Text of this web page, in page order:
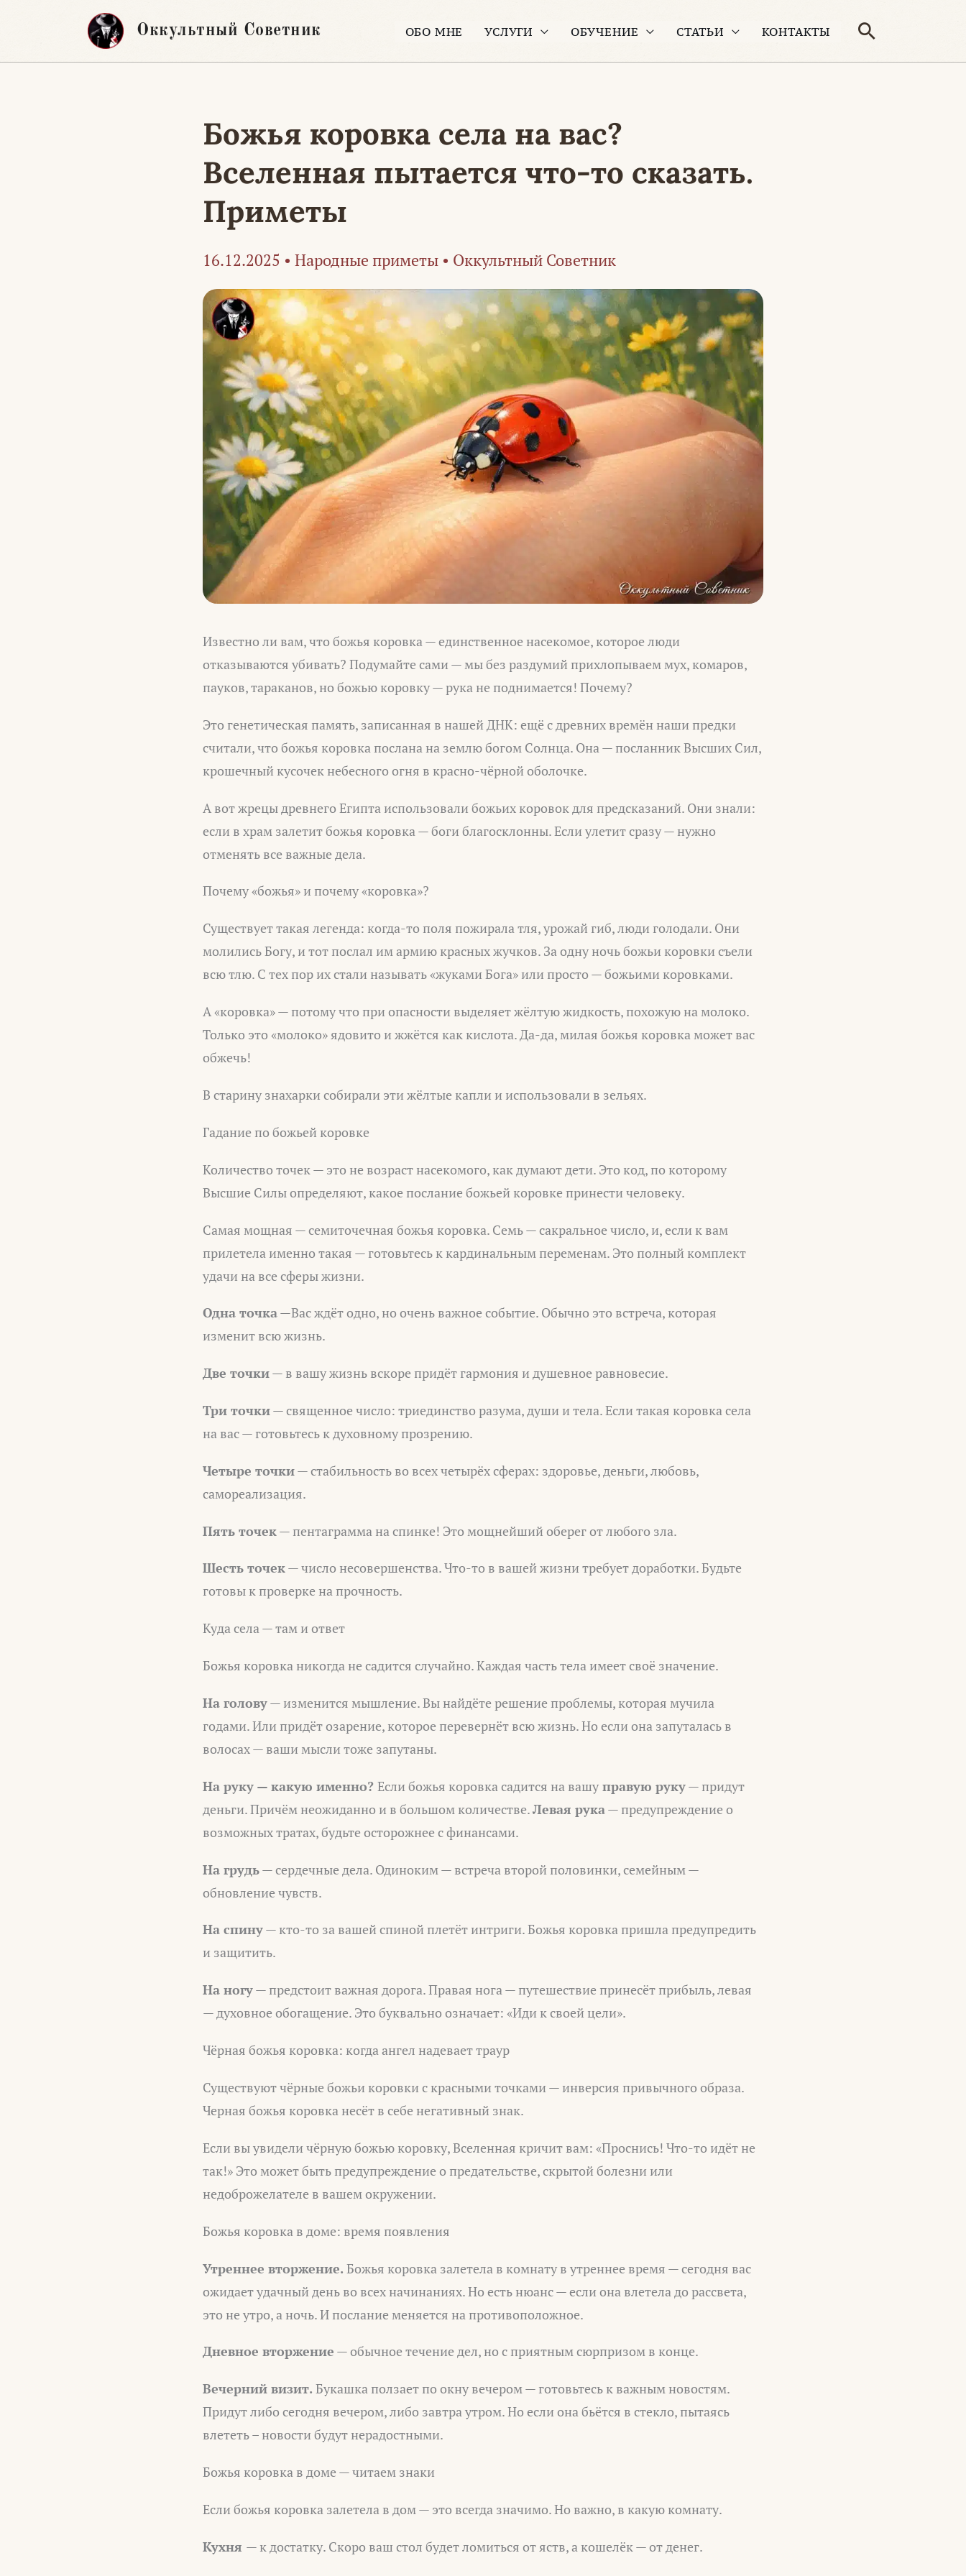
Оккультный Советник ОБО МНЕ УСЛУГИ ОБУЧЕНИЕ СТАТЬИ КОНТАКТЫ Поиск
Божья коровка села на вас?
Вселенная пытается что-то сказать.
Приметы
16.12.2025 • Народные приметы • Оккультный Советник
Известно ли вам, что божья коровка — единственное насекомое, которое люди
отказываются убивать? Подумайте сами — мы без раздумий прихлопываем мух, комаров,
пауков, тараканов, но божью коровку — рука не поднимается! Почему?
Это генетическая память, записанная в нашей ДНК: ещё с древних времён наши предки
считали, что божья коровка послана на землю богом Солнца. Она — посланник Высших Сил,
крошечный кусочек небесного огня в красно-чёрной оболочке.
А вот жрецы древнего Египта использовали божьих коровок для предсказаний. Они знали:
если в храм залетит божья коровка — боги благосклонны. Если улетит сразу — нужно
отменять все важные дела.
Почему «божья» и почему «коровка»?
Существует такая легенда: когда-то поля пожирала тля, урожай гиб, люди голодали. Они
молились Богу, и тот послал им армию красных жучков. За одну ночь божьи коровки съели
всю тлю. С тех пор их стали называть «жуками Бога» или просто — божьими коровками.
А «коровка» — потому что при опасности выделяет жёлтую жидкость, похожую на молоко.
Только это «молоко» ядовито и жжётся как кислота. Да-да, милая божья коровка может вас
обжечь!
В старину знахарки собирали эти жёлтые капли и использовали в зельях.
Гадание по божьей коровке
Количество точек — это не возраст насекомого, как думают дети. Это код, по которому
Высшие Силы определяют, какое послание божьей коровке принести человеку.
Самая мощная — семиточечная божья коровка. Семь — сакральное число, и, если к вам
прилетела именно такая — готовьтесь к кардинальным переменам. Это полный комплект
удачи на все сферы жизни.
Одна точка—Вас ждёт одно, но очень важное событие. Обычно это встреча, которая
изменит всю жизнь.
Две точки— в вашу жизнь вскоре придёт гармония и душевное равновесие.
Три точки— священное число: триединство разума, души и тела. Если такая коровка села
на вас — готовьтесь к духовному прозрению.
Четыре точки— стабильность во всех четырёх сферах: здоровье, деньги, любовь,
самореализация.
Пять точек— пентаграмма на спинке! Это мощнейший оберег от любого зла.
Шесть точек— число несовершенства. Что-то в вашей жизни требует доработки. Будьте
готовы к проверке на прочность.
Куда села — там и ответ
Божья коровка никогда не садится случайно. Каждая часть тела имеет своё значение.
На голову— изменится мышление. Вы найдёте решение проблемы, которая мучила
годами. Или придёт озарение, которое перевернёт всю жизнь. Но если она запуталась в
волосах — ваши мысли тоже запутаны.
На руку — какую именно? Если божья коровка садится на вашу правую руку— придут
деньги. Причём неожиданно и в большом количестве.Левая рука— предупреждение о
возможных тратах, будьте осторожнее с финансами.
На грудь— сердечные дела. Одиноким — встреча второй половинки, семейным —
обновление чувств.
На спину— кто-то за вашей спиной плетёт интриги. Божья коровка пришла предупредить
и защитить.
На ногу— предстоит важная дорога. Правая нога — путешествие принесёт прибыль, левая
— духовное обогащение. Это буквально означает: «Иди к своей цели».
Чёрная божья коровка: когда ангел надевает траур
Существуют чёрные божьи коровки с красными точками — инверсия привычного образа.
Черная божья коровка несёт в себе негативный знак.
Если вы увидели чёрную божью коровку, Вселенная кричит вам: «Проснись! Что-то идёт не
так!» Это может быть предупреждение о предательстве, скрытой болезни или
недоброжелателе в вашем окружении.
Божья коровка в доме: время появления
Утреннее вторжение. Божья коровка залетела в комнату в утреннее время — сегодня вас
ожидает удачный день во всех начинаниях. Но есть нюанс — если она влетела до рассвета,
это не утро, а ночь. И послание меняется на противоположное.
Дневное вторжение — обычное течение дел, но с приятным сюрпризом в конце.
Вечерний визит. Букашка ползает по окну вечером — готовьтесь к важным новостям.
Придут либо сегодня вечером, либо завтра утром. Но если она бьётся в стекло, пытаясь
влететь – новости будут нерадостными.
Божья коровка в доме — читаем знаки
Если божья коровка залетела в дом — это всегда значимо. Но важно, в какую комнату.
Кухня — к достатку. Скоро ваш стол будет ломиться от яств, а кошелёк — от денег.